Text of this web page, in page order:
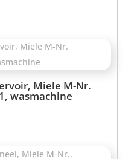
Miele M-Nr.
wasmachine